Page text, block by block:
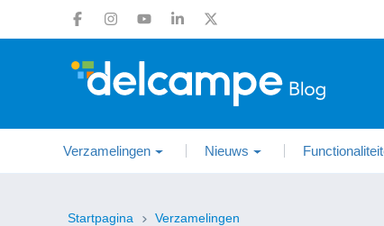
Verzamelingen Nieuws
Startpagina Verzamelingen